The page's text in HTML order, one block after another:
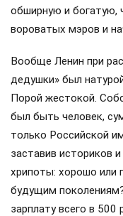
обширную и богатую,
вороватых мэров и
Вообще Ленин при
дедушки» был
Порой жестокой.
был быть человек,
только Российской
заставив историков
хрипоты: хорошо или
будущим
зарплату всего в 500